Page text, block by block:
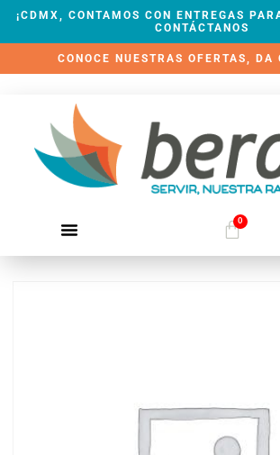
¡CDMX, CONTAMOS CON ENTREGAS
CONTÁCTANOS
CONOCE NUESTRAS OFERTAS, DA
0